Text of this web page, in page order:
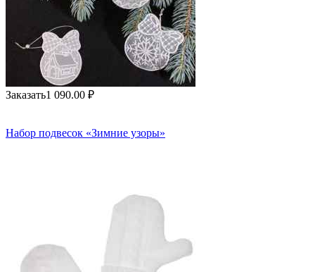
Заказать1 090.00 ₽
Набор подвесок «Зимние узоры»